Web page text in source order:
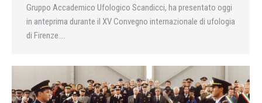
Gruppo Accademico Ufologico Scandicci, ha presentato oggi
in anteprima durante il XV Convegno internazionale di ufologia
di Firenze….